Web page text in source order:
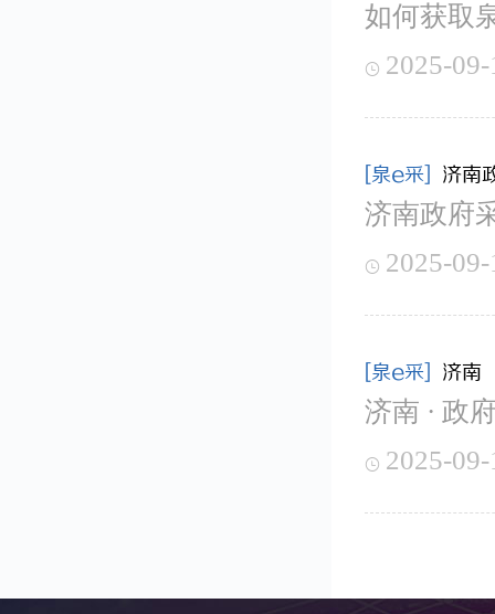
如何获取
 2025-
[泉e采] 济南
济南政府
 2025-
[泉e采] 济南
济南 · 政
 2025-